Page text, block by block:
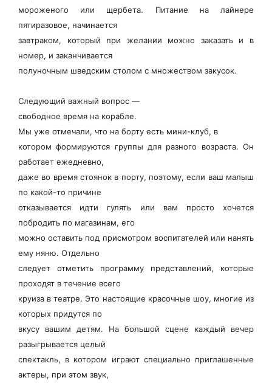
мороженого или щербета. Питание на лайнере
пятиразовое, начинается
завтраком, который при желании можно заказать и в
номер, и заканчивается
полуночным шведским столом с множеством закусок.
Следующий важный вопрос —
свободное время на корабле.
Мы уже отмечали, что на борту есть мини-клуб, в
котором формируются группы для разного возраста. Он
работает ежедневно,
даже во время стоянок в порту, поэтому, если ваш малыш
по какой-то причине
отказывается идти гулять или вам просто хочется
побродить по магазинам, его
можно оставить под присмотром воспитателей или нанять
ему няню. Отдельно
следует отметить программу представлений, которые
проходят в течение всего
круиза в театре. Это настоящие красочные шоу, многие из
которых придутся по
вкусу вашим детям. На большой сцене каждый вечер
разыгрывается целый
спектакль, в котором играют специально приглашенные
актеры, при этом звук,